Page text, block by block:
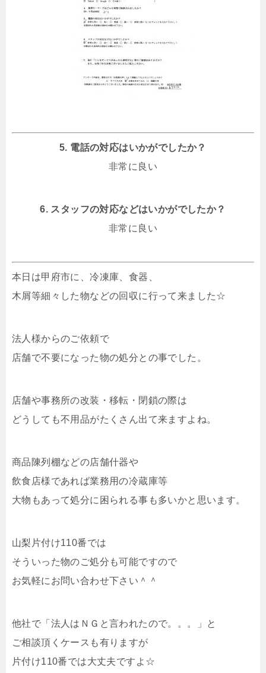
5. 電話の対応はいかがでしたか？
非常に良い
6. スタッフの対応などはいかがでしたか？
非常に良い
本日は甲府市に、冷凍庫、食器、
木屑等細々した物などの回収に行って来ました☆
法人様からのご依頼で
店舗で不要になった物の処分との事でした。
店舗や事務所の改装・移転・閉鎖の際は
どうしても不用品がたくさん出て来ますよね。
商品陳列棚などの店舗什器や
飲食店様であれば業務用の冷蔵庫等
大物もあって処分に困られる事も多いかと思います。
山梨片付け110番では
そういった物のご処分も可能ですので
お気軽にお問い合わせ下さい＾＾
他社で「法人はＮＧと言われたので。。。」と
ご相談頂くケースも有りますが
片付け110番では大丈夫ですよ☆